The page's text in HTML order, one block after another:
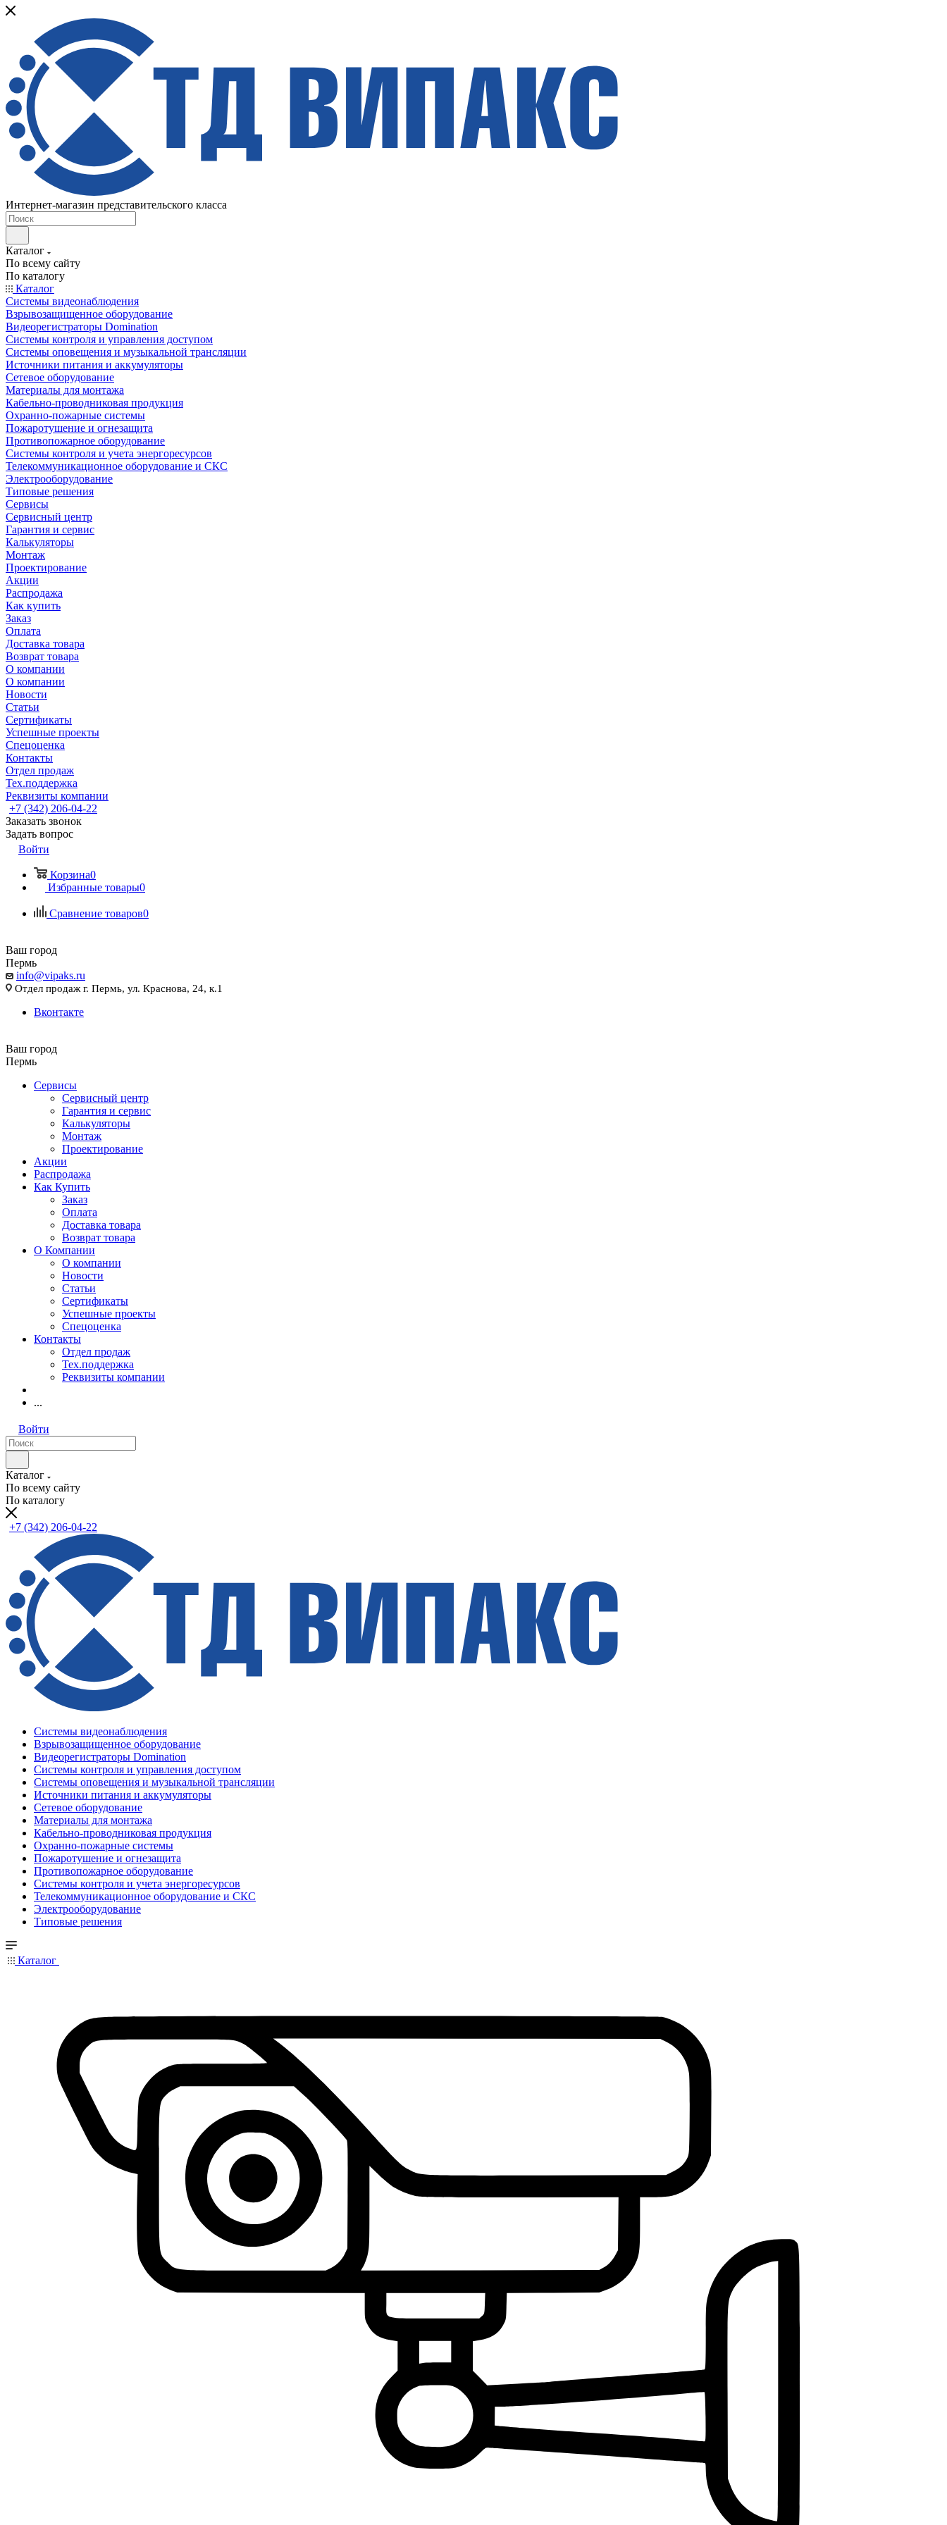
Интернет-магазин представительского класса
Каталог
По всему сайту
По каталогу
Каталог
Системы видеонаблюдения
Взрывозащищенное оборудование
Видеорегистраторы Domination
Системы контроля и управления доступом
Системы оповещения и музыкальной трансляции
Источники питания и аккумуляторы
Сетевое оборудование
Материалы для монтажа
Кабельно-проводниковая продукция
Охранно-пожарные системы
Пожаротушение и огнезащита
Противопожарное оборудование
Системы контроля и учета энергоресурсов
Телекоммуникационное оборудование и СКС
Электрооборудование
Типовые решения
Сервисы
Сервисный центр
Гарантия и сервис
Калькуляторы
Монтаж
Проектирование
Акции
Распродажа
Как купить
Заказ
Оплата
Доставка товара
Возврат товара
О компании
О компании
Новости
Статьи
Сертификаты
Успешные проекты
Спецоценка
Контакты
Отдел продаж
Тех.поддержка
Реквизиты компании
+7 (342) 206-04-22
Заказать звонок
Задать вопрос
Войти
Корзина0
Избранные товары0
Сравнение товаров0
Ваш город
Пермь
info@vipaks.ru
Отдел продаж г. Пермь, ул. Краснова, 24, к.1
Вконтакте
Ваш город
Пермь
Сервисы
Сервисный центр
Гарантия и сервис
Калькуляторы
Монтаж
Проектирование
Акции
Распродажа
Как Купить
Заказ
Оплата
Доставка товара
Возврат товара
О Компании
О компании
Новости
Статьи
Сертификаты
Успешные проекты
Спецоценка
Контакты
Отдел продаж
Тех.поддержка
Реквизиты компании
...
Войти
Каталог
По всему сайту
По каталогу
+7 (342) 206-04-22
Системы видеонаблюдения
Взрывозащищенное оборудование
Видеорегистраторы Domination
Системы контроля и управления доступом
Системы оповещения и музыкальной трансляции
Источники питания и аккумуляторы
Сетевое оборудование
Материалы для монтажа
Кабельно-проводниковая продукция
Охранно-пожарные системы
Пожаротушение и огнезащита
Противопожарное оборудование
Системы контроля и учета энергоресурсов
Телекоммуникационное оборудование и СКС
Электрооборудование
Типовые решения
Каталог